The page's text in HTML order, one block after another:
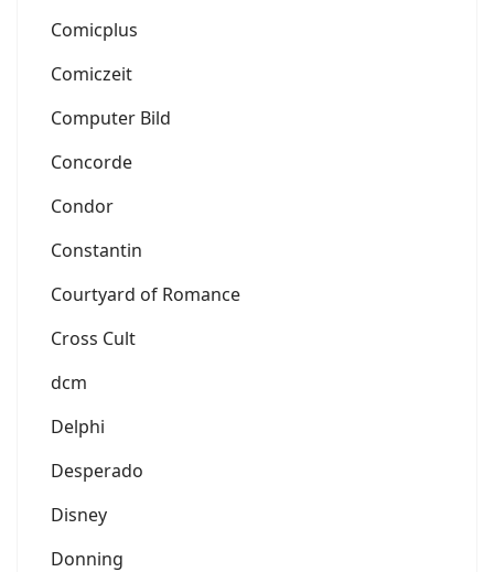
Comicplus
Comiczeit
Computer Bild
Concorde
Condor
Constantin
Courtyard of Romance
Cross Cult
dcm
Delphi
Desperado
Disney
Donning